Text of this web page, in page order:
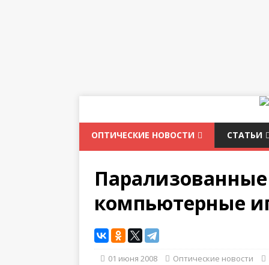
ОПТИЧЕСКИЕ НОВОСТИ СТАТЬИ
Парализованные
компьютерные
01 июня 2008 Оптические новости